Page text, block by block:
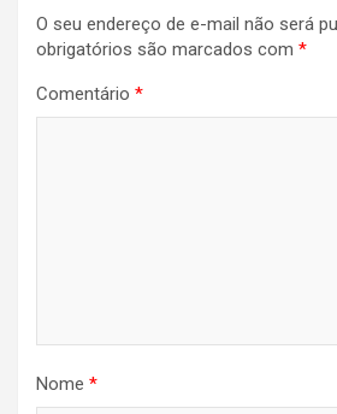
O seu endereço de e-mail não será
obrigatórios são marcados com *
Comentário *
Nome *